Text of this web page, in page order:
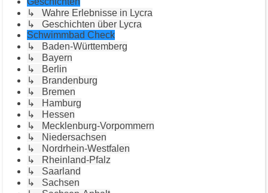
↳ Wahre Erlebnisse in Lycra
↳ Geschichten über Lycra
Schwimmbad Check
↳ Baden-Württemberg
↳ Bayern
↳ Berlin
↳ Brandenburg
↳ Bremen
↳ Hamburg
↳ Hessen
↳ Mecklenburg-Vorpommern
↳ Niedersachsen
↳ Nordrhein-Westfalen
↳ Rheinland-Pfalz
↳ Saarland
↳ Sachsen